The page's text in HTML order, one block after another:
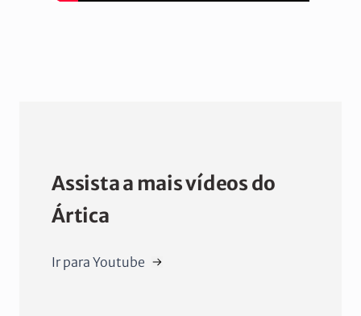
Assista a mais vídeos do
Ártica
Ir para Youtube